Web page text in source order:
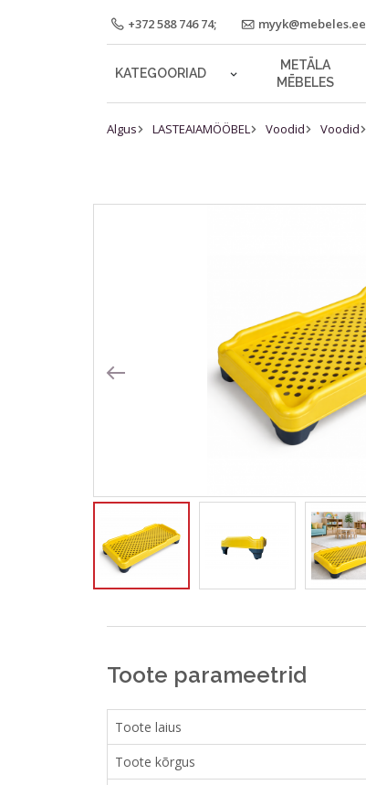
+372 588 746 74; myyk@mebeles.ee
KATEGOORIAD
METĀLA
MĒBELES
Algus LASTEAIAMÖÖBEL Voodid Voodid
Toote parameetrid
Toote laius
Toote kõrgus